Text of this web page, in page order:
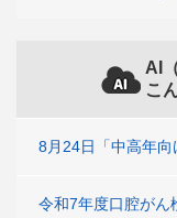
AI
こ
8月24日「中高年
令和7年度口腔がん